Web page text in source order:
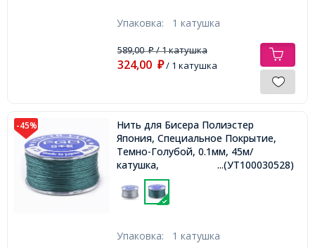
Упаковка: 1 катушка
589,00₽/ 1 катушка
324,00 ₽/ 1 катушка
-45%
Нить для Бисера Полиэстер
Япония, Специальное Покрытие,
Темно-Голубой, 0.1мм, 45м/
катушка,
...(УТ100030528)
Упаковка: 1 катушка